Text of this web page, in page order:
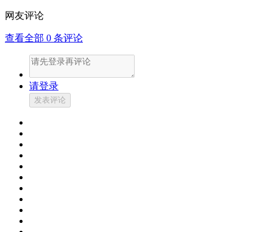
网友评论
查看全部 0 条评论
请登录